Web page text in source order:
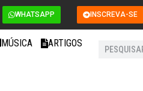
WHATSAPP INSCREVA-SE
MÚSICA ARTIGOS Pesquisar